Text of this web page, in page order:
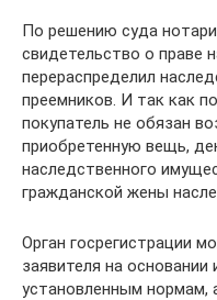
По решению суда
свидетельство о праве
перераспределил
преемников. И так как
покупатель не обязан
приобретенную вещь,
наследственного
гражданской жены
Орган госрегистрации
заявителя на основании
установленным нормам,